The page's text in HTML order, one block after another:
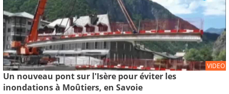
VIDEO
Un nouveau pont sur l'Isère pour éviter les
inondations à Moûtiers, en Savoie